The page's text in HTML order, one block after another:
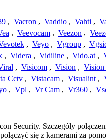
, Vacron , Vaddio , Vahti ,
, Veevocam , Veezon ,
, Veyo , Vgroup ,
, Videra , Vidiline , Vido.at ,
, Visicom , Vision , Vision
Cctv , Vistacam , Visualint ,
, Vpl , Vr Cam , Vr360 ,
Security. Szczegóły
się z kamerami za